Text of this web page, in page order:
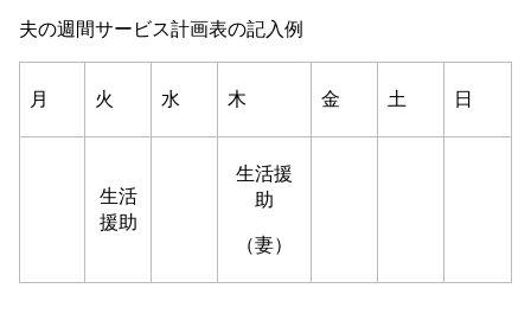
夫の週間サービス計画表の記入例
月 火 水 木 金 土 日
生活
援助
生活援
助
（妻）